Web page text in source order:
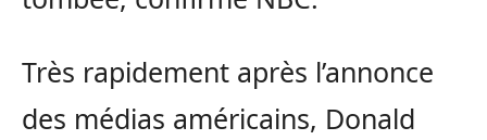
Très rapidement après l’annonce
des médias américains, Donald